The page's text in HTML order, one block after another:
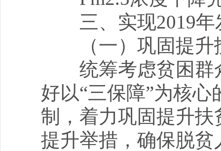
三、实现2019年
（一）巩固提升
统筹考虑贫困群
好以“三保障”为核
制，着力巩固提升
提升举措，确保脱